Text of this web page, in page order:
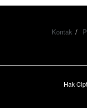
Kontak
Hak